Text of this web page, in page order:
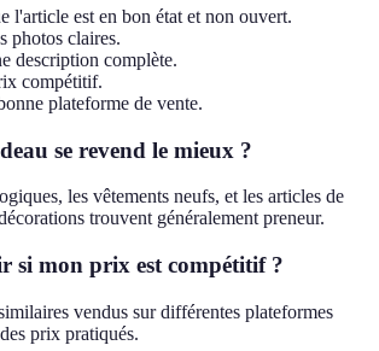
l'article est en bon état et non ouvert.
photos claires.
description complète.
compétitif.
plateforme de vente.
se revend le mieux ?
les vêtements neufs, et les articles de
trouvent généralement preneur.
si mon prix est compétitif ?
vendus sur différentes plateformes
prix pratiqués.